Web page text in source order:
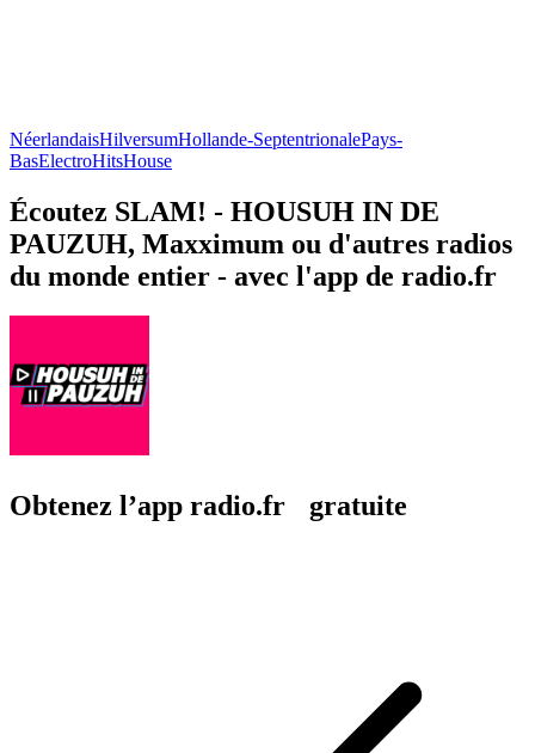
NéerlandaisHilversumHollande-SeptentrionalePays-
BasElectroHitsHouse
Écoutez SLAM! - HOUSUH IN DE
PAUZUH, Maxximum ou d'autres radios
du monde entier - avec l'app de radio.fr
Obtenez l’app radio.fr gratuite